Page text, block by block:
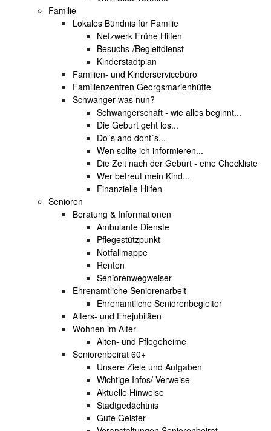
Familie
Lokales Bündnis für Familie
Netzwerk Frühe Hilfen
Besuchs-/Begleitdienst
Kinderstadtplan
Familien- und Kinderservicebüro
Familienzentren Georgsmarienhütte
Schwanger was nun?
Schwangerschaft - wie alles beginnt...
Die Geburt geht los...
Do´s and dont´s...
Wen sollte ich informieren...
Die Zeit nach der Geburt - eine Checkliste
Wer betreut mein Kind...
Finanzielle Hilfen
Senioren
Beratung & Informationen
Ambulante Dienste
Pflegestützpunkt
Notfallmappe
Renten
Seniorenwegweiser
Ehrenamtliche Seniorenarbeit
Ehrenamtliche Seniorenbegleiter
Alters- und Ehejubiläen
Wohnen im Alter
Alten- und Pflegeheime
Seniorenbeirat 60+
Unsere Ziele und Aufgaben
Wichtige Infos/ Verweise
Aktuelle Hinweise
Stadtgedächtnis
Gute Geister